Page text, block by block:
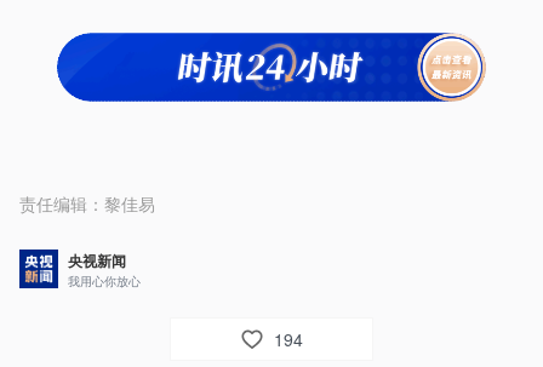
责任编辑： 黎佳易
央视新闻
我用心你放心
194